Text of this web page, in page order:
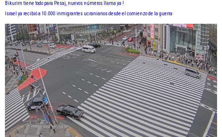
Bikurim tiene todo para Pesaj, nuevos números llama ya !
Israel ya recibió a 10.000 inmigrantes ucranianos desde el comienzo de la guerra